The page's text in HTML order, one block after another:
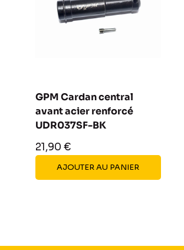
GPM Cardan central
avant acier renforcé
UDR037SF-BK
Prix
réduit
21,90 €
AJOUTER AU PANIER